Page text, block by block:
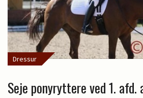
Dressur
Seje ponyryttere ved 1. afd.